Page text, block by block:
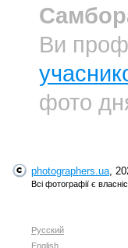
Ви
фото
photographers.ua,
Всі фотографії є
Русский
English